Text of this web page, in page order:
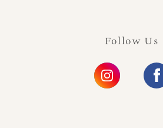
Follow Us